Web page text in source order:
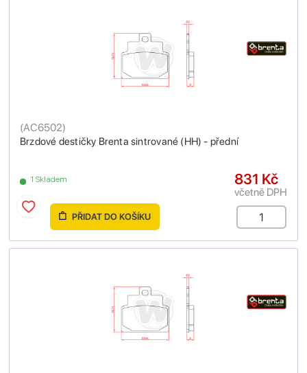
Brzdové destičky Brenta sintrované (HH) - přední
(AC6502)
1 Skladem 831 Kč
včetně DPH
PŘIDAT DO KOŠÍKU